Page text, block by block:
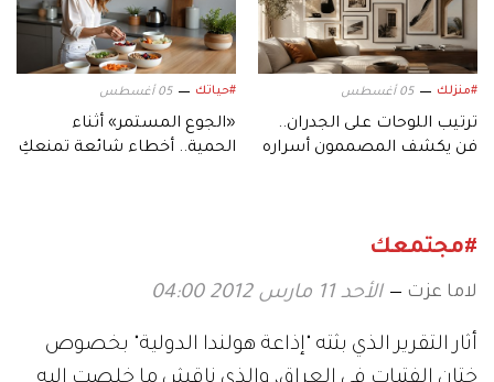
#منزلك 05 أغسطس
ترتيب اللوحات على الجدران..
فن يكشف المصممون أسراره
#حياتك 05 أغسطس
«الجوع المستمر» أثناء
الحمية.. أخطاء شائعة تمنعكِ
#مجتمعك
لاما عزت الأحد 11 مارس 2012 04:00
أثار التقرير الذي بثته "إذاعة هولندا الدولية" بخصوص